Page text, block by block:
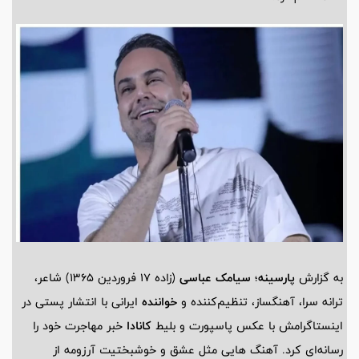
به گزارش پارسینه؛ سیامک عباسی
(زاده 17 فروردین 1365) شاعر،
ترانه سرا، آهنگساز، تنظیم‌کننده و خواننده ایرانی با انتشار پستی در
اینستاگرامش با عکس پاسپورت و بلیط کانادا خبر مهاجرت خود را
رسانه‌ای کرد. آهنگ هایی مثل عشق و خوشبختیت آرزومه از